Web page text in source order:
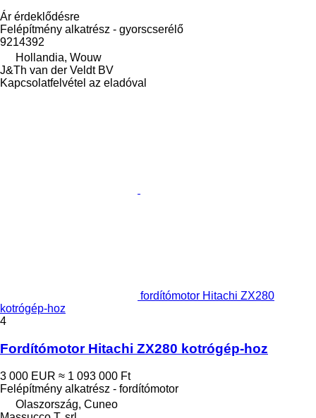
Ár érdeklődésre
Felépítmény alkatrész - gyorscserélő
9214392
Hollandia, Wouw
J&Th van der Veldt BV
Kapcsolatfelvétel az eladóval
fordítómotor Hitachi ZX280
kotrógép-hoz
4
Fordítómotor Hitachi ZX280 kotrógép-hoz
3 000 EUR ≈ 1 093 000 Ft
Felépítmény alkatrész - fordítómotor
Olaszország, Cuneo